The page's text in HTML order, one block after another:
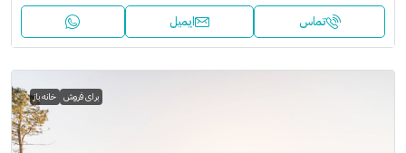
تماس ایمیل
برای فروش خانه باز